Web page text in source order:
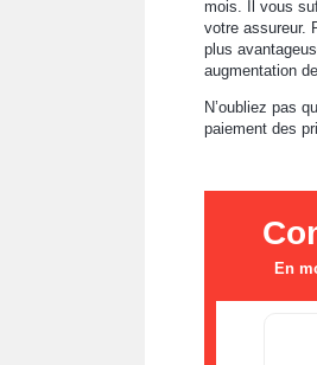
mois. Il vous
votre assureur.
plus
augmentation
N’oubliez pas
paiement des
En